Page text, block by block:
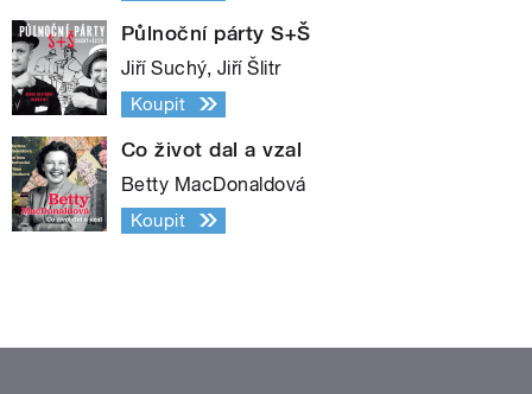
Půlnoční párty S+Š
Jiří Suchý, Jiří Šlitr
Koupit
Co život dal a vzal
Betty MacDonaldová
Koupit